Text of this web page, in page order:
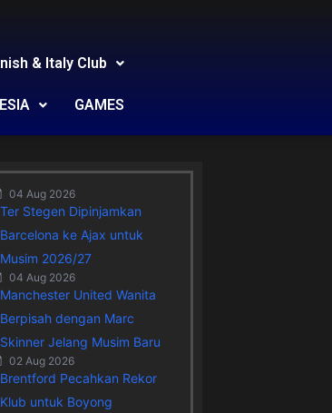
& Italy Club
GAMES
04 Aug 2026
Ter Stegen Dipinjamkan
Barcelona ke Ajax untuk
Musim 2026/27
04 Aug 2026
Manchester United Wanita
Berpisah dengan Marc
Skinner Jelang Musim Baru
02 Aug 2026
Brentford Pecahkan Rekor
Klub untuk Boyong